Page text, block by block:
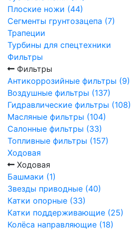
Плоские ножи (44)
Сегменты грунтозацепа (7)
Трапеции
Турбины для спецтехники
Фильтры
Фильтры
Антикоррозийные фильтры (9)
Воздушные фильтры (137)
Гидравлические фильтры (108)
Масляные фильтры (104)
Салонные фильтры (33)
Топливные фильтры (157)
Ходовая
Ходовая
Башмаки (1)
Звезды приводные (40)
Катки опорные (33)
Катки поддерживающие (25)
Колёса направляющие (18)